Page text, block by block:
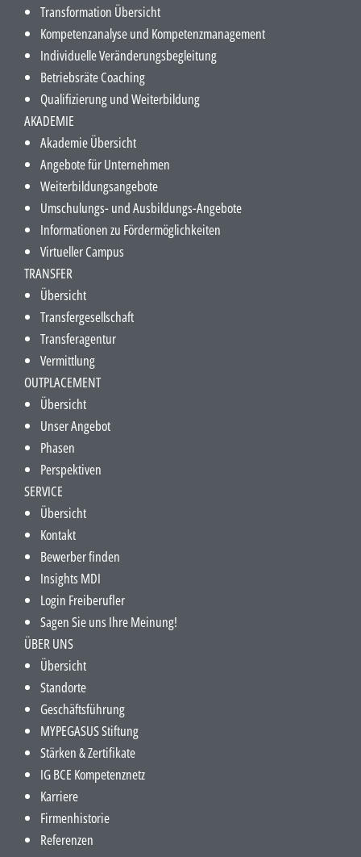
Transformation Übersicht
Kompetenzanalyse und Kompetenzmanagement
Individuelle Veränderungsbegleitung
Betriebsräte Coaching
Qualifizierung und Weiterbildung
AKADEMIE
Akademie Übersicht
Angebote für Unternehmen
Weiterbildungsangebote
Umschulungs- und Ausbildungs-Angebote
Informationen zu Fördermöglichkeiten
Virtueller Campus
TRANSFER
Übersicht
Transfergesellschaft
Transferagentur
Vermittlung
OUTPLACEMENT
Übersicht
Unser Angebot
Phasen
Perspektiven
SERVICE
Übersicht
Kontakt
Bewerber finden
Insights MDI
Login Freiberufler
Sagen Sie uns Ihre Meinung!
ÜBER UNS
Übersicht
Standorte
Geschäftsführung
MYPEGASUS Stiftung
Stärken & Zertifikate
IG BCE Kompetenznetz
Karriere
Firmenhistorie
Referenzen